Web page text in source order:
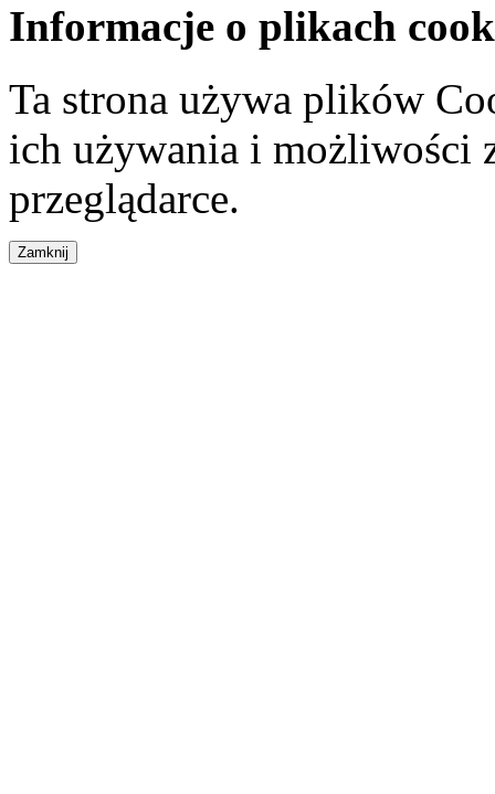
Informacje o plikach
Ta strona używa plików
ich używania i możliwości
przeglądarce.